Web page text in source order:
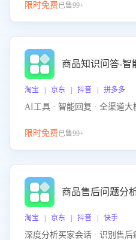
限时免费已售99+
商品知识问答-智
淘宝 | 京东 | 抖音 | 拼多多
AI工具 · 智能回复 · 全渠道大
限时免费已售99+
商品售后问题分
淘宝 | 京东 | 抖音 | 快手
深度分析买家会话 · 识别售后